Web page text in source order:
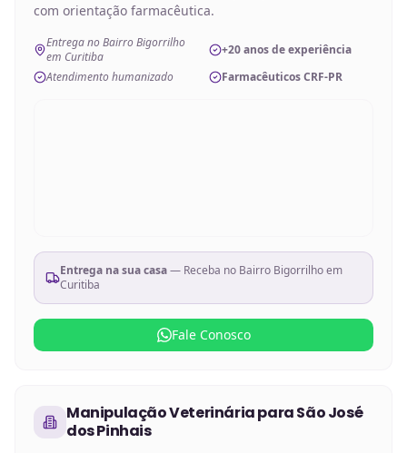
com orientação farmacêutica.
Entrega no Bairro Bigorrilho
em Curitiba
+20 anos de experiência
Atendimento humanizado
Farmacêuticos CRF-PR
Entrega na sua casa— Receba no Bairro Bigorrilho em
Curitiba
Fale Conosco
Manipulação VeterináriaparaSão José
dos Pinhais